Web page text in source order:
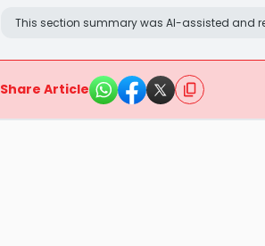
This section summary was AI-assisted and
Share Article